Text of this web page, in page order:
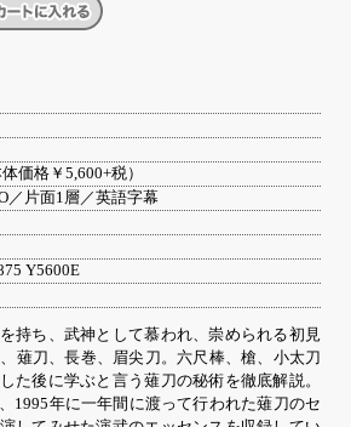
価格￥5,600+税）
／片面1層／英語字幕
Y5600E
持ち、武神として慕われ、崇められる初見
薙刀、長巻、眉尖刀。六尺棒、槍、小太刀
た後に学ぶと言う薙刀の秘術を徹底解説。
1995年に一年間に渡って行われた薙刀のセ